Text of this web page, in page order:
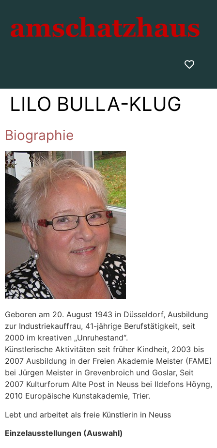
LILO BULLA-KLUG
Biographie
Geboren am 20. August 1943 in Düsseldorf, Ausbildung
zur Industriekauffrau, 41-jährige Berufstätigkeit, seit
2000 im kreativen „Unruhestand“.
Künstlerische Aktivitäten seit früher Kindheit, 2003 bis
2007 Ausbildung in der Freien Akademie Meister (FAME)
bei Jürgen Meister in Grevenbroich und Goslar, Seit
2007 Kulturforum Alte Post in Neuss bei Ildefons Höyng,
2010 Europäische Kunstakademie, Trier.
Lebt und arbeitet als freie Künstlerin in Neuss
Einzelausstellungen (Auswahl)